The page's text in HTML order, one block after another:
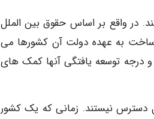
در واقع بر اساس حقوق بین الملل
ساخت به عهده دولت آن کشورها می
درجه توسعه یافتگی آنها کمک های
دسترس نیستند. زمانی که یک کشور